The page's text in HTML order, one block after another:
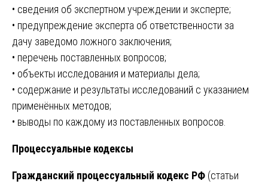
• сведения об экспертном учреждении и эксперте;
• предупреждение эксперта об ответственности за
дачу заведомо ложного заключения;
• перечень поставленных вопросов;
• объекты исследования и материалы дела;
• содержание и результаты исследований с указанием
применённых методов;
• выводы по каждому из поставленных вопросов.
Процессуальные кодексы
Гражданский процессуальный кодекс РФ (статьи